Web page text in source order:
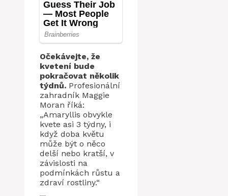
Očekávejte, že
kvetení bude
pokračovat několik
týdnů. Profesionální
zahradník Maggie
Moran říká:
„Amaryllis obvykle
kvete asi 3 týdny, i
když doba květu
může být o něco
delší nebo kratší, v
závislosti na
podmínkách růstu a
zdraví rostliny.“